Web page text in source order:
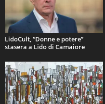
LidoCult, “Donne e potere”
stasera a Lido di Camaiore